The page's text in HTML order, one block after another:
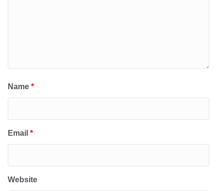
Name *
Email *
Website